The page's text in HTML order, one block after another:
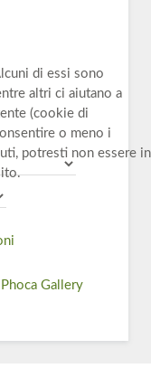
Phoca Gallery
di essi sono
altri ci aiutano a
(cookie di
o meno i
potresti non essere in